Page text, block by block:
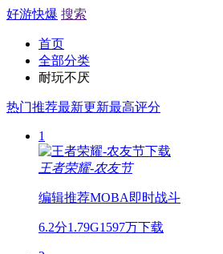
好游快爆 搜索
首页
全部分类
耐玩不厌
热门推荐最新更新最高评分
1
王者荣耀-农友节
编辑推荐MOBA 即时战斗
6.2分1.79G1597万下载